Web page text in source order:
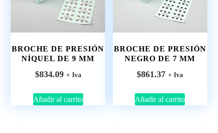
BROCHE DE PRESIÓN
NÍQUEL DE 9 MM
$834.09 + Iva
Añadir al carrito
BROCHE DE PRESIÓN
NEGRO DE 7 MM
$861.37 + Iva
Añadir al carrito